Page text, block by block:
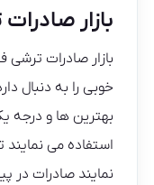
بازار
بازار صادرات ترشی
خوبی را به دنبال
بهترین ها و درجه
استفاده می نمایند
نمایند صادرات در